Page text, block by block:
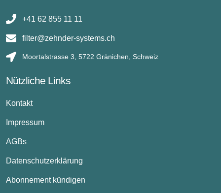
+41 62 855 11 11
filter@zehnder-systems.ch
Moortalstrasse 3, 5722 Gränichen, Schweiz
Nützliche Links
Kontakt
Impressum
AGBs
Datenschutzerklärung
Abonnement kündigen